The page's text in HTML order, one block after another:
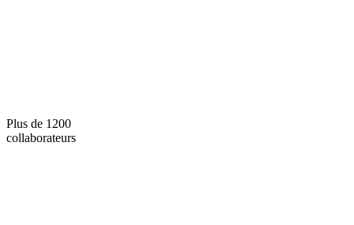
Plus de 1200
collaborateurs